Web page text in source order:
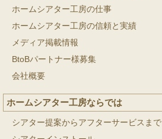
ホームシアター工房の仕事
ホームシアター工房の信頼と実績
メディア掲載情報
BtoBパートナー様募集
会社概要
ホームシアター工房ならでは
シアター提案からアフターサービスまで